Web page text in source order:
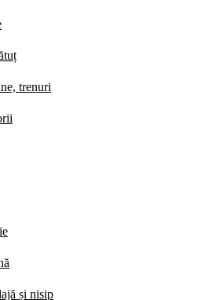
trenuri
și nisip